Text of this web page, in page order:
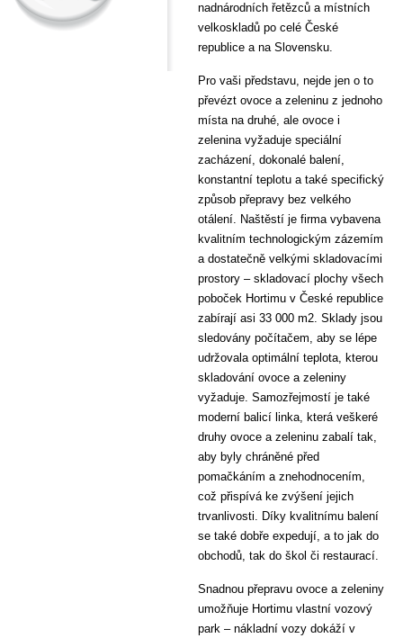
nadnárodních řetězců a místních
velkoskladů po celé České
republice a na Slovensku.
Pro vaši představu, nejde jen o to
převézt ovoce a zeleninu z jednoho
místa na druhé, ale ovoce i
zelenina vyžaduje speciální
zacházení, dokonalé balení,
konstantní teplotu a také specifický
způsob přepravy bez velkého
otálení. Naštěstí je firma vybavena
kvalitním technologickým zázemím
a dostatečně velkými skladovacími
prostory – skladovací plochy všech
poboček Hortimu v České republice
zabírají asi 33 000 m2. Sklady jsou
sledovány počítačem, aby se lépe
udržovala optimální teplota, kterou
skladování ovoce a zeleniny
vyžaduje. Samozřejmostí je také
moderní balicí linka, která veškeré
druhy ovoce a zeleninu zabalí tak,
aby byly chráněné před
pomačkáním a znehodnocením,
což přispívá ke zvýšení jejich
trvanlivosti. Díky kvalitnímu balení
se také dobře expedují, a to jak do
obchodů, tak do škol či restaurací.
Snadnou přepravu ovoce a zeleniny
umožňuje Hortimu vlastní vozový
park – nákladní vozy dokáží v